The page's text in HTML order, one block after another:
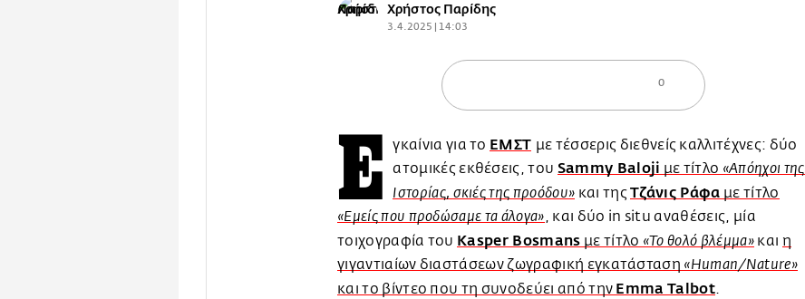
Χρήστος Παρίδης
3.4.2025 | 14:03
0
Ε γκαίνια για το ΕΜΣΤ με τέσσερις διεθνείς καλλιτέχνες: δύο
ατομικές εκθέσεις, του Sammy Βaloji με τίτλο «Απόηχοι της
Ιστορίας, σκιές της προόδου» και τηςΤζάνις Ράφα με τίτλο
«Εμείς που προδώσαμε τα άλογα», και δύο in situ αναθέσεις, μία
τοιχογραφία του Kasper Bosmans με τίτλο «Το θολό βλέμμα»και η
γιγαντιαίων διαστάσεων ζωγραφική εγκατάσταση «Human/Nature»
και το βίντεο που τη συνοδεύει από την Emma Talbot.